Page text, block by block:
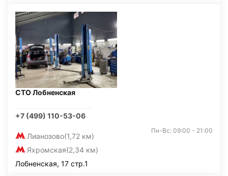
СТО Лобненская
+7 (499) 110-53-06
Лианозово(1,72 км)
Яхромская(2,34 км)
Пн-Вс: 09:00 - 21:00
Лобненская, 17 стр.1